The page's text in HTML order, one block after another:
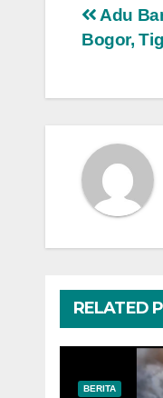
pos
Adu
Bogor,
RELATED
BERITA